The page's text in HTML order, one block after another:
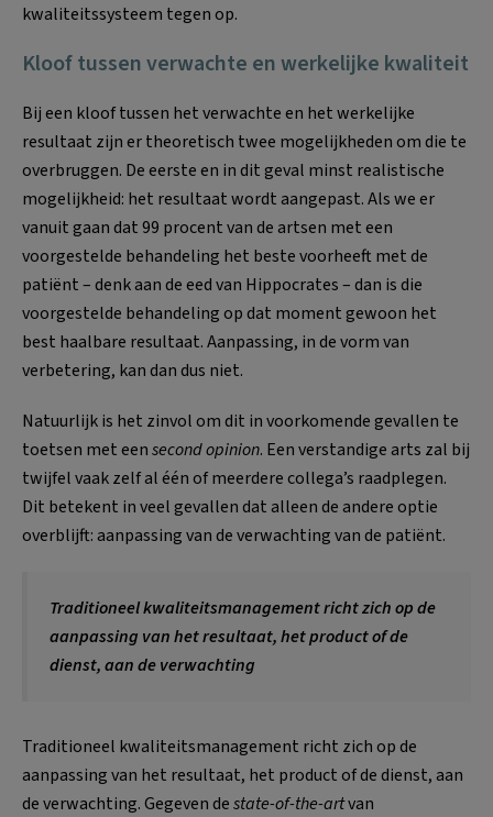
kwaliteitssysteem tegen op.
Kloof tussen verwachte en werkelijke kwaliteit
Bij een kloof tussen het verwachte en het werkelijke
resultaat zijn er theoretisch twee mogelijkheden om die te
overbruggen. De eerste en in dit geval minst realistische
mogelijkheid: het resultaat wordt aangepast. Als we er
vanuit gaan dat 99 procent van de artsen met een
voorgestelde behandeling het beste voorheeft met de
patiënt – denk aan de eed van Hippocrates – dan is die
voorgestelde behandeling op dat moment gewoon het
best haalbare resultaat. Aanpassing, in de vorm van
verbetering, kan dan dus niet.
Natuurlijk is het zinvol om dit in voorkomende gevallen te
toetsen met eensecond opinion. Een verstandige arts zal bij
twijfel vaak zelf al één of meerdere collega’s raadplegen.
Dit betekent in veel gevallen dat alleen de andere optie
overblijft: aanpassing van de verwachting van de patiënt.
Traditioneel kwaliteitsmanagement richt zich op de
aanpassing van het resultaat, het product of de
dienst, aan de verwachting
Traditioneel kwaliteitsmanagement richt zich op de
aanpassing van het resultaat, het product of de dienst, aan
de verwachting. Gegeven destate-of-the-artvan